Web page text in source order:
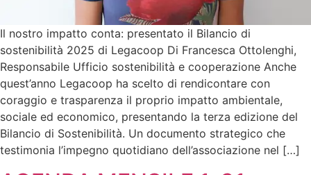
Il nostro impatto conta: presentato il Bilancio di
sostenibilità 2025 di Legacoop Di Francesca Ottolenghi,
Responsabile Ufficio sostenibilità e cooperazione Anche
quest’anno Legacoop ha scelto di rendicontare con
coraggio e trasparenza il proprio impatto ambientale,
sociale ed economico, presentando la terza edizione del
Bilancio di Sostenibilità. Un documento strategico che
testimonia l’impegno quotidiano dell’associazione nel […]